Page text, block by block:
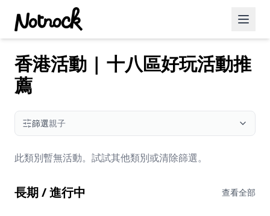
精選活動
博客文章
約會好去處
美食佳餚
品酒
咖啡廳
香港活動 | 十八區好玩活動推
薦
篩選親子
此類別暫無活動。試試其他類別或清除篩選。
長期 / 進行中 查看全部